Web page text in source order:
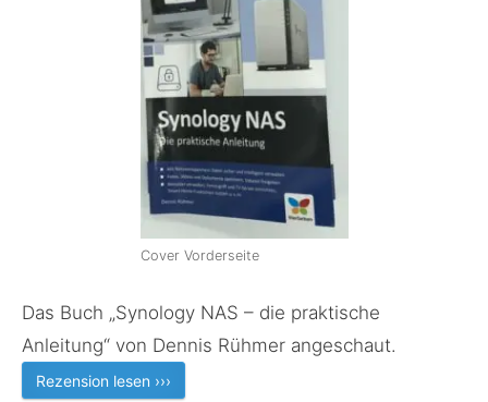
Cover Vorderseite
Das Buch „Synology NAS – die praktische
Anleitung“ von Dennis Rühmer angeschaut.
Rezension lesen ›››